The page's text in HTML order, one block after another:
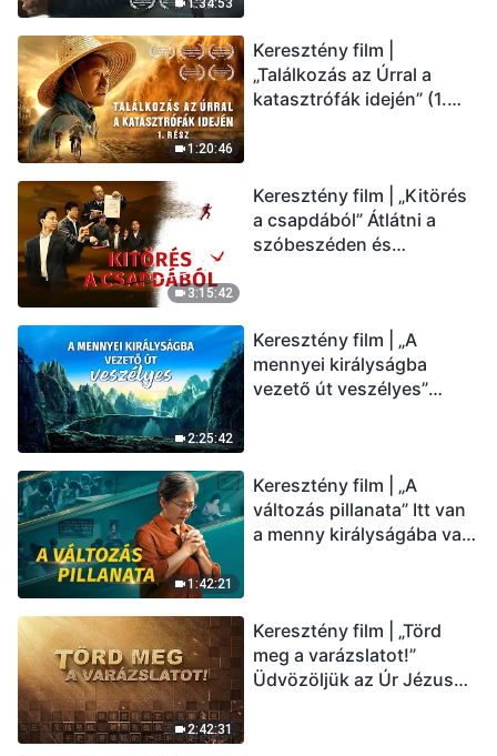
1:34:53
országába? (Magyar
szinkron)
1:20:46
Keresztény film |
„Találkozás az Úrral a
katasztrófák idején” (1.
3:15:42
Keresztény film | „Kitörés
a csapdából” Átlátni a
szóbeszéden és
2:25:42
Keresztény film | „A
mennyei királyságba
vezető út veszélyes”
1:42:21
Keresztény film | „A
változás pillanata” Itt van
a menny királyságába való
2:42:31
Keresztény film | „Törd
meg a varázslatot!”
Üdvözöljük az Úr Jézus